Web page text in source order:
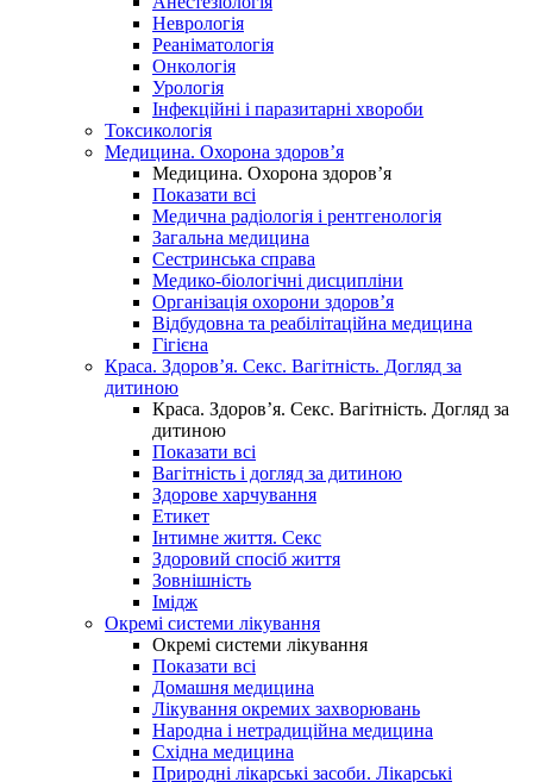
Неврологія
Реаніматологія
Онкологія
Урологія
Інфекційні і паразитарні хвороби
Токсикологія
Медицина. Охорона здоров’я
Медицина. Охорона здоров’я
Показати всі
Медична радіологія і рентгенологія
Загальна медицина
Сестринська справа
Медико-біологічні дисципліни
Організація охорони здоров’я
Відбудовна та реабілітаційна медицина
Гігієна
Краса. Здоров’я. Секс. Вагітність. Догляд за
дитиною
Краса. Здоров’я. Секс. Вагітність. Догляд за
дитиною
Показати всі
Вагітність і догляд за дитиною
Здорове харчування
Етикет
Інтимне життя. Секс
Здоровий спосіб життя
Зовнішність
Імідж
Окремі системи лікування
Окремі системи лікування
Показати всі
Домашня медицина
Лікування окремих захворювань
Народна і нетрадиційна медицина
Східна медицина
Природні лікарські засоби. Лікарські